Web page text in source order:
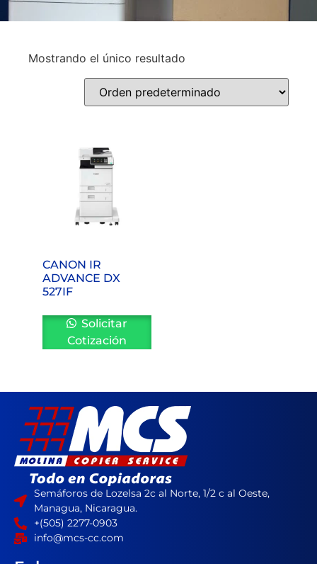
Mostrando el único resultado
CANON IR
ADVANCE DX
527IF
Solicitar
Cotización
Semáforos de Lozelsa 2c al Norte, 1/2 c al Oeste,
Managua, Nicaragua.
+(505) 2277-0903
info@mcs-cc.com